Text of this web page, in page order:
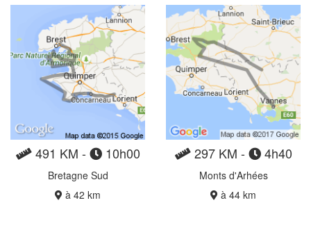
491 KM - 10h00
Bretagne Sud
à 42 km
297 KM - 4h40
Monts d'Arhées
à 44 km